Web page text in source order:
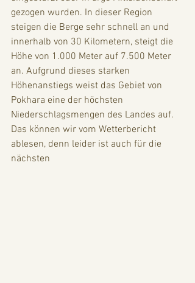
gezogen wurden. In dieser Region
steigen die Berge sehr schnell an und
innerhalb von 30 Kilometern, steigt die
Höhe von 1.000 Meter auf 7.500 Meter
an. Aufgrund dieses starken
Höhenanstiegs weist das Gebiet von
Pokhara eine der höchsten
Niederschlagsmengen des Landes auf.
Das können wir vom Wetterbericht
ablesen, denn leider ist auch für die
nächsten